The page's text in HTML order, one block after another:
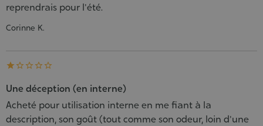
reprendrais pour l'été.
Corinne K.
    
Une déception (en interne)
Acheté pour utilisation interne en me fiant à la
description, son goût (tout comme son odeur, loin d'une